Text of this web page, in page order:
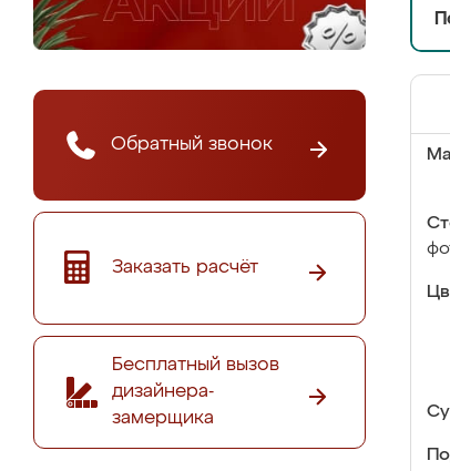
Обратный звонок
Заказать расчёт
Бесплатный вызов
дизайнера-
замерщика